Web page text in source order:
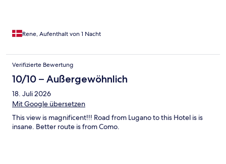
Rene, Aufenthalt von 1 Nacht
Verifizierte Bewertung
10/10 – Außergewöhnlich
18. Juli 2026
Mit Google übersetzen
This view is magnificent!!! Road from Lugano to this Hotel is is
insane. Better route is from Como.